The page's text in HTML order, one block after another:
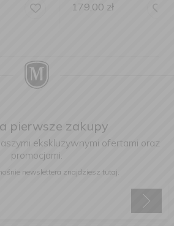
179,00zł
pierwsze zakupy
ekskluzywnymi ofertami oraz
promocjami.
newslettera znajdziesz tutaj.